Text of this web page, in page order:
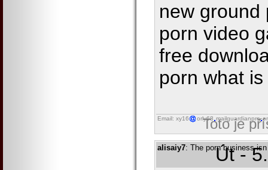
new ground
porn video
free
porn what
Email: xy16 orly68 mailguardianpro
Toto je
alisaiy7: The porn business
Út -